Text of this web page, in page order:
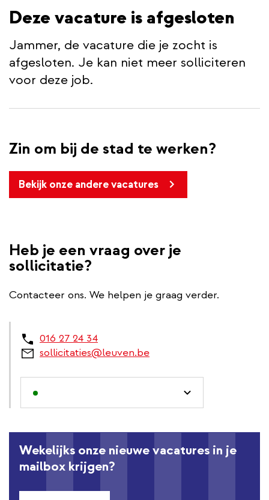
Deze vacature is afgesloten
Jammer, de vacature die je zocht is
afgesloten. Je kan niet meer solliciteren
voor deze job.
Zin om bij de stad te werken?
Bekijk onze andere vacatures
Heb je een vraag over je
sollicitatie?
Contacteer ons. We helpen je graag verder.
016 27 24 34
sollicitaties@leuven.be
Wekelijks onze nieuwe vacatures in je
mailbox krijgen?